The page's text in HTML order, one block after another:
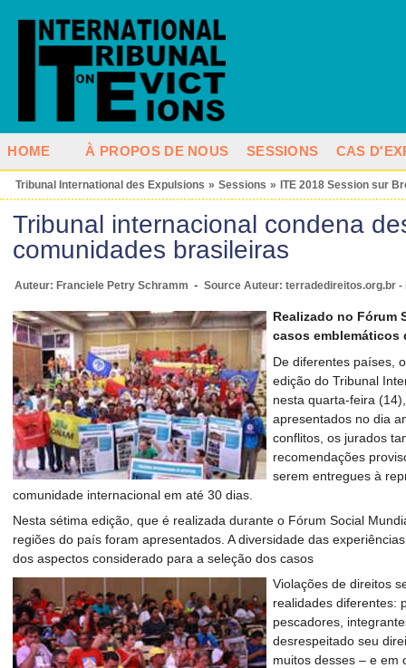
HOME À PROPOS DE NOUS SESSIONS CAS
Tribunal International des Expulsions » Sessions » ITE 2018 Session sur
Tribunal internacional condena
comunidades brasileiras
Auteur: Franciele Petry Schramm - Source Auteur: terradedireitos.org.br -
Realizado no Fórum
casos emblemáticos
De diferentes países,
edição do Tribunal
nesta quarta-feira
apresentados no dia
conflitos, os jurados
recomendações
serem entregues à
comunidade internacional em até 30 dias.
Nesta sétima edição, que é realizada durante o Fórum Social
regiões do país foram apresentados. A diversidade das
dos aspectos considerado para a seleção dos casos
Violações de direitos
realidades diferentes:
pescadores,
desrespeitado seu
muitos desses – e em